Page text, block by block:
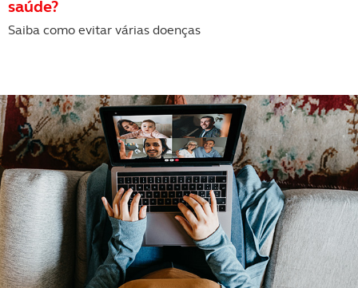
saúde?
Saiba como evitar várias doenças